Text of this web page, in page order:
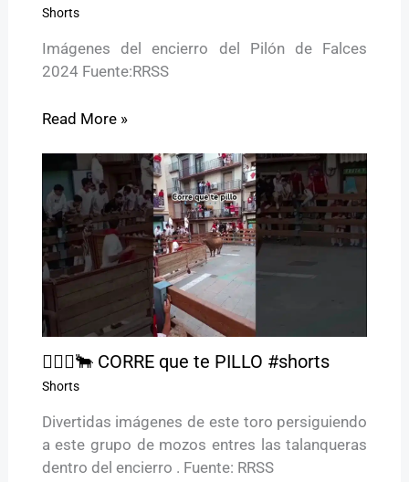
Shorts
Imágenes del encierro del Pilón de Falces
2024 Fuente:RRSS
Read More »
🏃🏻‍♂️🐂 CORRE que te PILLO #shorts
Shorts
Divertidas imágenes de este toro persiguiendo
a este grupo de mozos entres las talanqueras
dentro del encierro . Fuente: RRSS